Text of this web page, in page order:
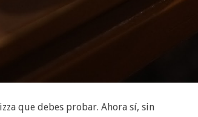
que debes probar. Ahora sí, sin